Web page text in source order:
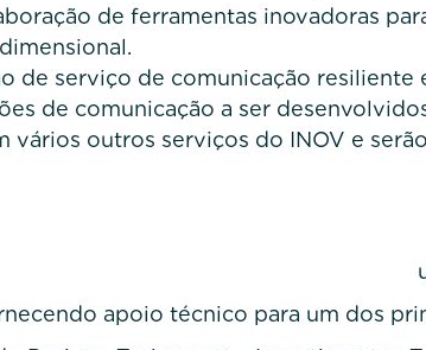
de ferramentas inovadoras
de serviço de comunicação resiliente
de comunicação a ser
vários outros serviços do INOV e
um
apoio técnico para um dos